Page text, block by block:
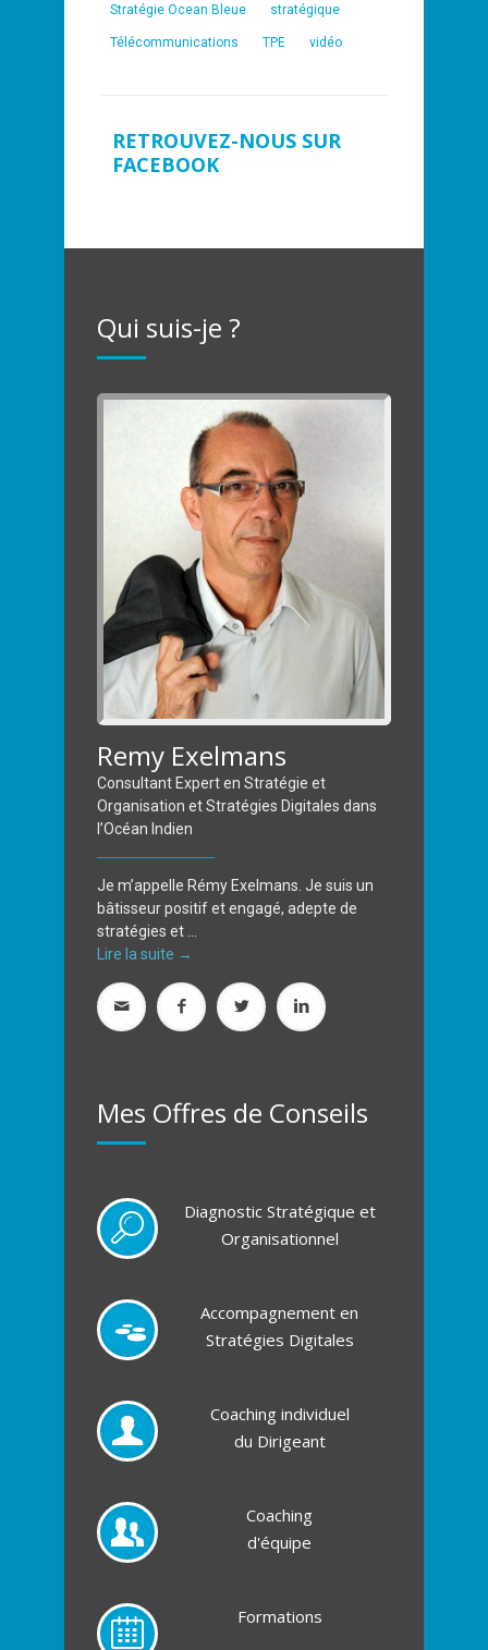
Stratégie Ocean Bleue stratégique
Télécommunications TPE vidéo
RETROUVEZ-NOUS SUR
FACEBOOK
Qui suis-je ?
Remy Exelmans
Consultant Expert en Stratégie et
Organisation et Stratégies Digitales dans
l’Océan Indien
Je m’appelle Rémy Exelmans. Je suis un
bâtisseur positif et engagé, adepte de
stratégies et ...
Lire la suite →
Mes Offres de Conseils
Diagnostic Stratégique et
Organisationnel
Accompagnement en
Stratégies Digitales
Coaching individuel
du Dirigeant
Coaching
d'équipe
Formations